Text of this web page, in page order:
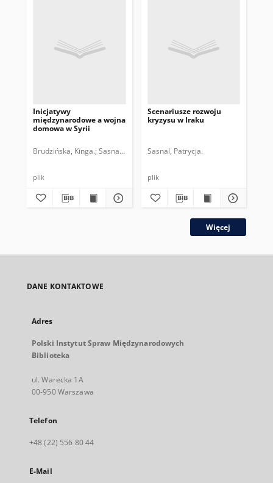
Inicjatywy
międzynarodowe a wojna
domowa w Syrii
Brudzińska, Kinga. Sasnal, Patrycja.
plik
Scenariusze rozwoju
kryzysu w Iraku
Sasnal, Patrycja.
plik
Więcej
DANE KONTAKTOWE
Adres
Polski Instytut Spraw Międzynarodowych
Biblioteka
ul. Warecka 1A
00-950 Warszawa
Telefon
+48 (22) 556 80 44
E-Mail